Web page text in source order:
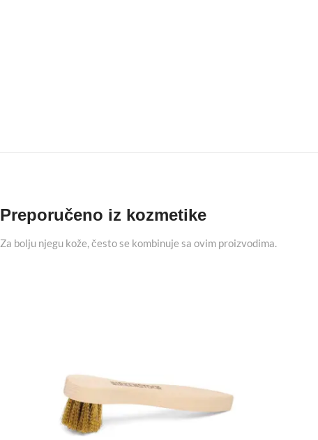
Preporučeno iz kozmetike
Za bolju njegu kože, često se kombinuje sa ovim proizvodima.